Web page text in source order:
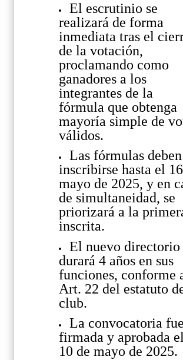
El escrutinio se
realizará de forma
inmediata tras el
de la votación,
proclamando como
ganadores a los
integrantes de la
fórmula que obtenga
mayoría simple de
válidos.
Las fórmulas deben
inscribirse hasta el
mayo de 2025, y en
de simultaneidad, se
priorizará a la
inscrita.
El nuevo directorio
durará 4 años en sus
funciones, conforme
Art. 22 del estatuto
club.
La convocatoria fue
firmada y aprobada el
10 de mayo de 2025.